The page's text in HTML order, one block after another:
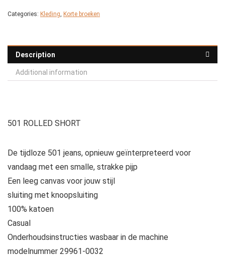
Categories: Kleding, Korte broeken
Description
Additional information
501 ROLLED SHORT
De tijdloze 501 jeans, opnieuw geïnterpreteerd voor
vandaag met een smalle, strakke pijp
Een leeg canvas voor jouw stijl
sluiting met knoopsluiting
100% katoen
Casual
Onderhoudsinstructies wasbaar in de machine
modelnummer 29961-0032